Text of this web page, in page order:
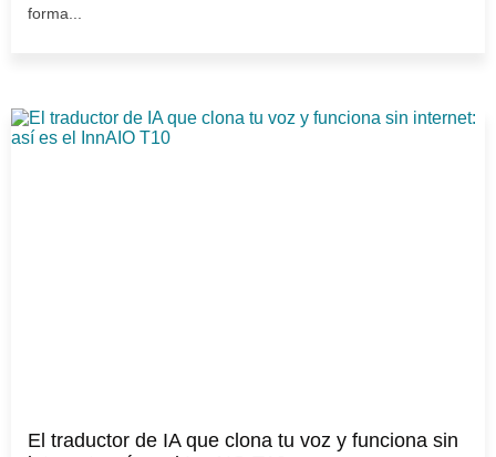
forma...
El traductor de IA que clona tu voz y funciona sin